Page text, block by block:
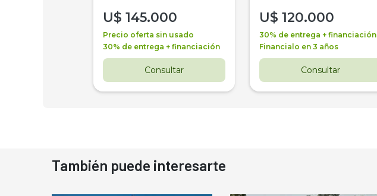
U$ 145.000
Precio oferta sin usado
30% de entrega + financiación
Consultar
U$ 120.000
30% de entrega + financiación
Financialo en 3 años
Consultar
También puede interesarte